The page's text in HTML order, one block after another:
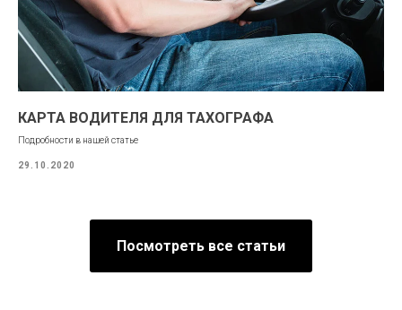
КАРТА ВОДИТЕЛЯ ДЛЯ ТАХОГРАФА
Подробности в нашей статье
29.10.2020
Посмотреть все статьи